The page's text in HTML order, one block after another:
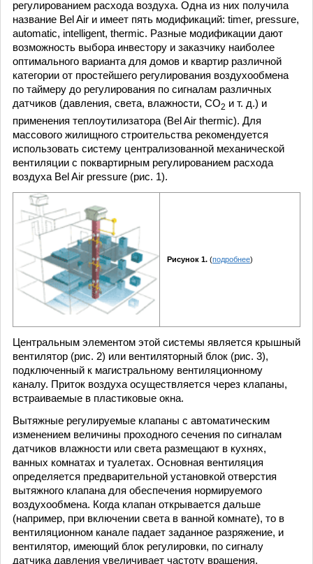
регулированием расхода воздуха. Одна из них получила
название Bel Air и имеет пять модификаций: timer, pressure,
automatic, intelligent, thermic. Разные модификации дают
возможность выбора инвестору и заказчику наиболее
оптимального варианта для домов и квартир различной
категории от простейшего регулирования воздухообмена
по таймеру до регулирования по сигналам различных
датчиков (давления, света, влажности, СО2 и т. д.) и
применения теплоутилизатора (Bel Air thermic). Для
массового жилищного строительства рекомендуется
использовать систему централизованной механической
вентиляции с поквартирным регулированием расхода
воздуха Bel Air pressure (рис. 1).
Рисунок 1. (подробнее)
Центральным элементом этой системы является крышный
вентилятор (рис. 2) или вентиляторный блок (рис. 3),
подключенный к магистральному вентиляционному
каналу. Приток воздуха осуществляется через клапаны,
встраиваемые в пластиковые окна.
Вытяжные регулируемые клапаны с автоматическим
изменением величины проходного сечения по сигналам
датчиков влажности или света размещают в кухнях,
ванных комнатах и туалетах. Основная вентиляция
определяется предварительной установкой отверстия
вытяжного клапана для обеспечения нормируемого
воздухообмена. Когда клапан открывается дальше
(например, при включении света в ванной комнате), то в
вентиляционном канале падает заданное разряжение, и
вентилятор, имеющий блок регулировки, по сигналу
датчика давления увеличивает частоту вращения,